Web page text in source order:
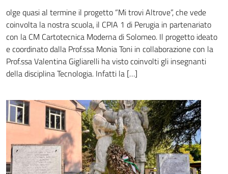
olge quasi al termine il progetto “Mi trovi Altrove”, che vede
coinvolta la nostra scuola, il CPIA 1 di Perugia in partenariato
con la CM Cartotecnica Moderna di Solomeo. Il progetto ideato
e coordinato dalla Prof.ssa Monia Toni in collaborazione con la
Prof.ssa Valentina Gigliarelli ha visto coinvolti gli insegnanti
della disciplina Tecnologia. Infatti la […]